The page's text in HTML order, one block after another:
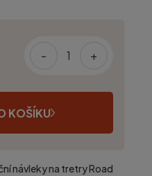
- +
KOŠÍKU
návleky na tretry Road